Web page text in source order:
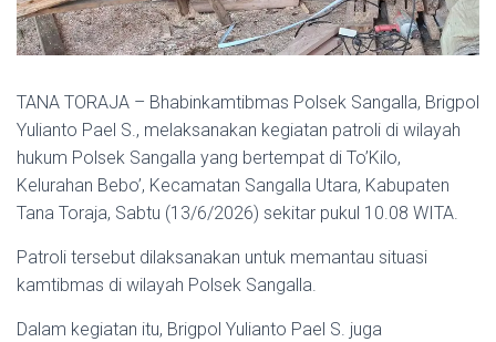
TANA TORAJA – Bhabinkamtibmas Polsek Sangalla, Brigpol
Yulianto Pael S., melaksanakan kegiatan patroli di wilayah
hukum Polsek Sangalla yang bertempat di To’Kilo,
Kelurahan Bebo’, Kecamatan Sangalla Utara, Kabupaten
Tana Toraja, Sabtu (13/6/2026) sekitar pukul 10.08 WITA.
Patroli tersebut dilaksanakan untuk memantau situasi
kamtibmas di wilayah Polsek Sangalla.
Dalam kegiatan itu, Brigpol Yulianto Pael S. juga